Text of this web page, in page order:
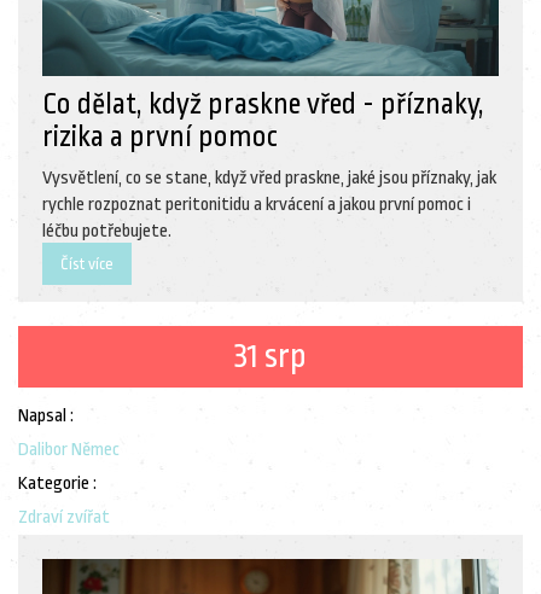
Co dělat, když praskne vřed - příznaky,
rizika a první pomoc
Vysvětlení, co se stane, když vřed praskne, jaké jsou příznaky, jak
rychle rozpoznat peritonitidu a krvácení a jakou první pomoc i
léčbu potřebujete.
Číst více
31 srp
Napsal :
Dalibor Němec
Kategorie :
Zdraví zvířat